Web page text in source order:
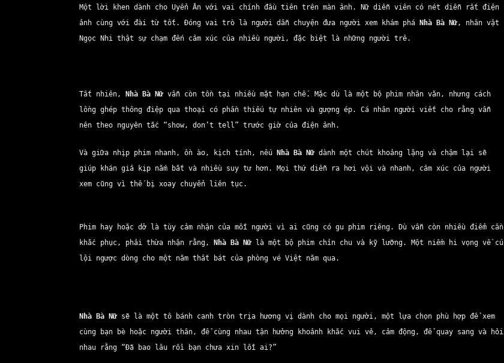
Một lời khen dành cho Uyển Ân với vai chính đầu tiên trên màn ảnh. Nữ diễn viên có nét diễn rất điện
ảnh cùng với đài từ tốt. Đóng vai trò là người dẫn chuyện đưa người xem khám phá
Nhà Bà Nữ, nhân vật
Ngọc Nhi thật sự chạm đến cảm xúc của nhiều người, đặc biệt là những người trẻ.
Tất nhiên, Nhà Bà Nữ vẫn còn tồn tại nhiều mặt hạn chế. Mặc dù là một bộ phim nhân văn, nhưng cách
lồng ghép thông điệp qua thoại có phần thiếu tự nhiên và gượng ép. Cá nhân người viết cho rằng vẫn
nên theo nguyên tắc “show, don’t tell” trước giờ của điện ảnh.
Và giữa nhịp phim nhanh, ồn ào, kịch tính, nếu Nhà Bà Nữdành một chút khoảng lặng và chậm lại sẽ
giúp khán giả kịp nắm bắt và nhiều suy tư hơn. Mọi thứ diễn ra hơi vội và nhanh, cảm xúc của người
xem cũng vì thế bị xoay chuyển liên tục.
Phim hay hoặc dở là tùy cảm nhận của mỗi người vì ai cũng có gu phim riêng. Dù vẫn còn nhiều điểm cần
khắc phục, phải thừa nhận rằng,
Nhà Bà Nữlà một bộ phim chỉn chu và kỹ lưỡng. Một niềm hi vọng về cú
lội ngược dòng cho một năm thất bát của phòng vé Việt năm qua.
Nhà Bà Nữsẽ là một tô bánh canh tròn trịa hương vị dành cho mọi người, một lựa chọn phù hợp để xem
cùng bạn bè hoặc người thân, để cùng nhau tận hưởng khoảnh khắc vui vẻ, cảm động, để quay sang và hỏi
nhau rằng “Đã bao lâu rồi bạn chưa xin lỗi ai?”